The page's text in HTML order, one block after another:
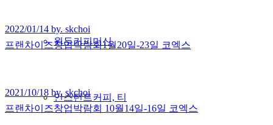
원두커피머신
인스턴트커피, 티
2022/01/14 by. skchoi
프랜차이즈창업박람회1월20일-23일 코엑스
2021/10/18 by. skchoi
프랜차이즈창업박람회 10월14일-16일 코엑스